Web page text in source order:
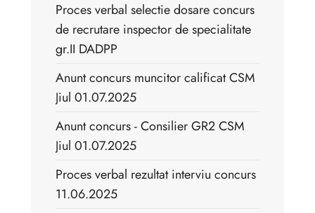
Proces verbal selectie dosare concurs
de recrutare inspector de specialitate
gr.II DADPP
Anunt concurs muncitor calificat CSM
Jiul 01.07.2025
Anunt concurs - Consilier GR2 CSM
Jiul 01.07.2025
Proces verbal rezultat interviu concurs
11.06.2025